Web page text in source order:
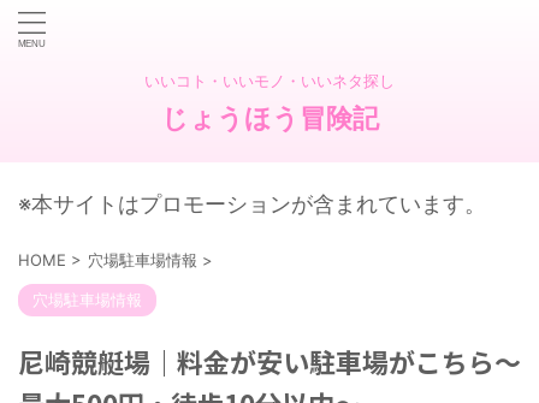
いいコト・いいモノ・いいネタ探し
じょうほう冒険記
※本サイトはプロモーションが含まれています。
HOME > 穴場駐車場情報 >
穴場駐車場情報
尼崎競艇場｜料金が安い駐車場がこちら～